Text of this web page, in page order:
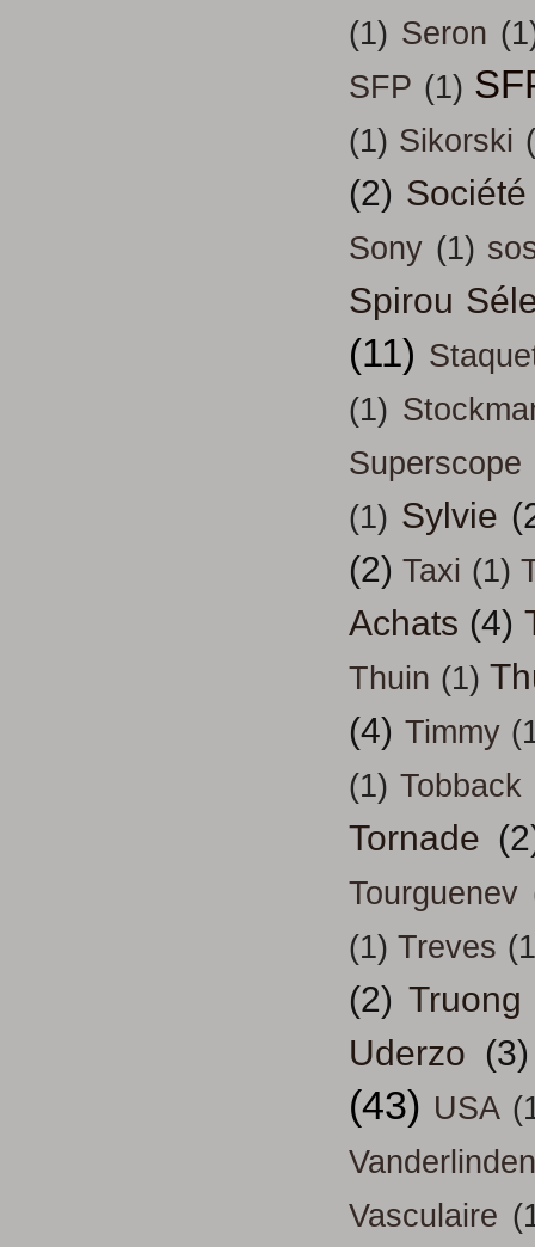
(1) Seron
SFP (1)
(1) Sikorski
(2) Société
Sony (1)
Spirou
(11)
(1)
Superscope
(1) Sylvie
(2) Taxi (1)
Achats (4)
Thuin (1)
(4) Timmy
(1) Tobback
Tornade
Tourguenev
(1) Treves
(2) Truong
Uderzo (3)
(43) USA
Vanderlinden
Vasculaire